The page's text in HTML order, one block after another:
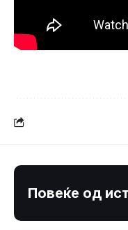
Повеќе од